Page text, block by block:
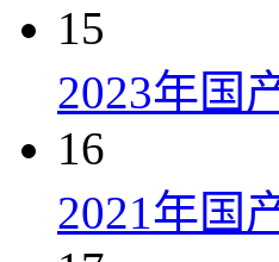
15
2023年国
16
2021年国